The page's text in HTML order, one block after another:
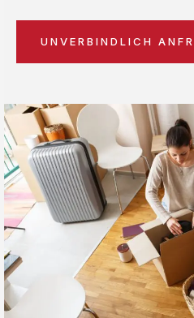
UNVERBINDLICH